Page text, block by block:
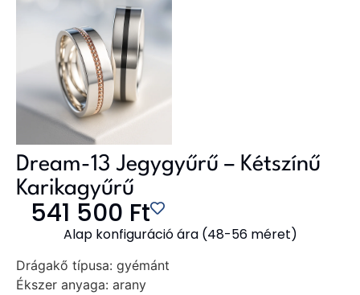
Dream-13 Jegygyűrű – Kétszínű
Karikagyűrű
541 500 Ft
Alap konfiguráció ára (48-56 méret)
Drágakő típusa: gyémánt
Ékszer anyaga: arany